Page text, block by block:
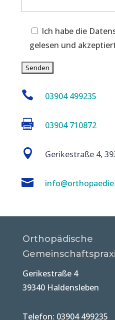
Ich habe die
gelesen und
 03904 499235
 03904 710872
 Gerikestraße 4,

Orthopädische
Gerikestraße 4
39340 Haldensleben
Telefon: 03904 499235